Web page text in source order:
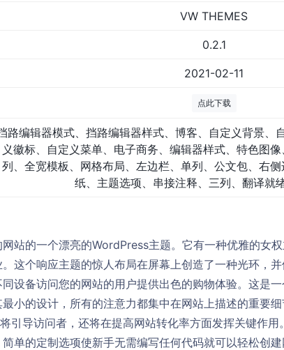
VW THEMES
0.2.1
2021-02-11
点此下载
路编辑器模式、挡路编辑器样式、博客、自定义背景、
义徽标、自定义菜单、电子商务、编辑器样式、特色图
列、全宽模板、网格布局、左边栏、单列、公文包、右
纸、主题选项、串接注释、三列、翻译就
站的一个漂亮的WordPress主题。它有一种优雅的女
这个响应主题的惊人布局在屏幕上创造了一种光环，
设备访问您的网站的用户提供出色的购物体验。这是
小的设计，所有的注意力都集中在网站上描述的重要
引导访问者，还将在提高网站转化率方面发挥关键作
单的定制选项使新手无需编写任何代码就可以轻松创